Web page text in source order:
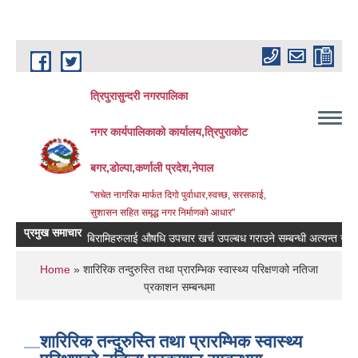
Skip to main content
त्रिपुरासुन्दरी नगरपालिका
नगर कार्यपालिकाको कार्यालय,त्रिपुराकोट
बगर,डोल्पा,कर्णाली प्रदेश,नेपाल
"सचेत नागरिक मार्फत दिगो पुर्वाधार,स्वच्छ, सरसफाई,
सुशासन सहित समृद्ध नगर निर्माणको आधार"
प्रमुख समाचारबिरामिहरुलाई ‍‌औषधि उपचार खर्च उपल्बध गराउने सम्बन्धी अत्यन्त जरुरी
You are here
Home » शारिरिक तन्दुरुस्ति तथा प्रारम्भिक स्वास्थ्य परिक्षणको नतिजा
प्रकाशन सम्बन्धमा
शारिरिक तन्दुरुस्ति तथा प्रारम्भिक स्वास्थ्य